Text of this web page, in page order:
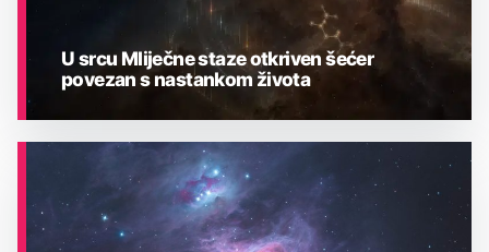
ASTRONOMIJA
U srcu Mliječne staze otkriven šećer
povezan s nastankom života